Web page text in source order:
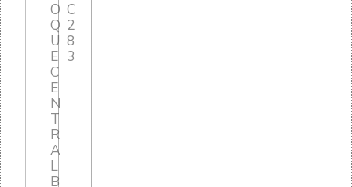
O
Q
U
E
C
E
N
T
R
A
L
B
C
2
8
3